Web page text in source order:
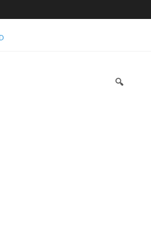
🔍